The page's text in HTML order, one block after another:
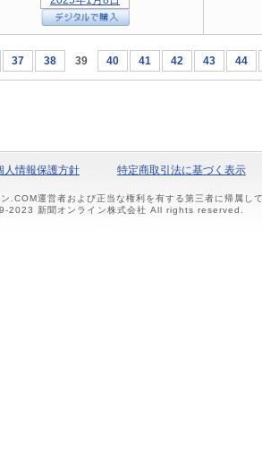
37 38 39 40 41 42 43 44
人情報保護方針 特定商取引法に基づく表示
運営者および正当な権利を有する第三者に帰属し
2023 新聞オンライン株式会社 All rights reserved.